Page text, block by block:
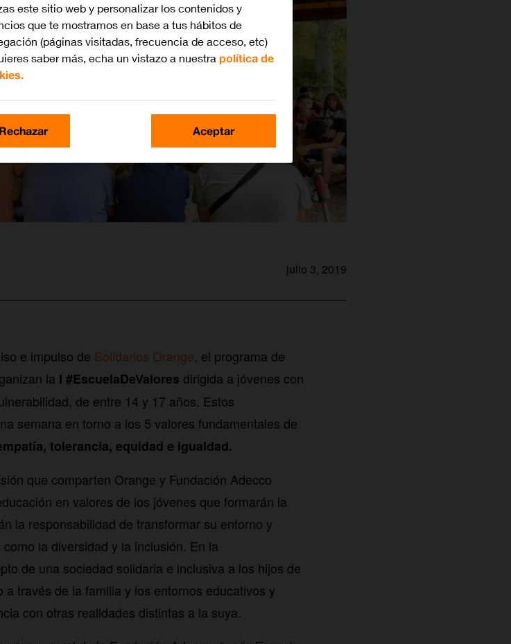
julio 3, 2019
e impulso de Solidarios Orange, el programa de
la I #EscuelaDeValores dirigida a jóvenes con
de entre 14 y 17 años. Estos
semana en torno a los 5 valores fundamentales de
tolerancia, equidad e igualdad.
que comparten Orange y Fundación Adecco
en valores de los jóvenes que formarán la
la responsabilidad de transformar su entorno y
la diversidad y la inclusión. En la
de una sociedad solidaria e inclusiva a los hijos de
través de la familia y los entornos educativos y
con otras realidades distintas a la suya.
este sitio web y personalizar los contenidos y
que te mostramos en base a tus hábitos de
(páginas visitadas, frecuencia de acceso, etc)
saber más, echa un vistazo a nuestra política de
Rechazar Aceptar